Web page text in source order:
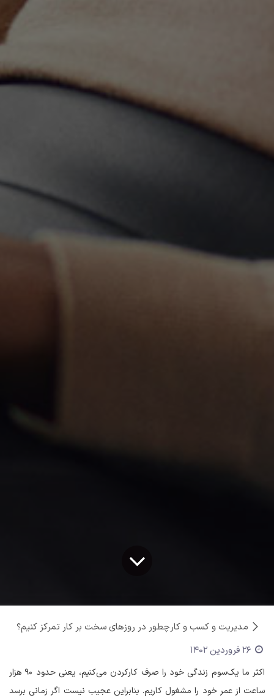
مدیریت و کسب و کارچطور در روزهای سخت بر کار تمرکز کنیم؟
26 فروردین 1402
اکثر ما یک‌سوم زندگی خود را صرف کارکردن می‌کنیم، یعنی حدود ۹۰ هزار
ساعت از عمر خود را مشغول کاریم. بنابراین عجیب نیست اگر زمانی برسد